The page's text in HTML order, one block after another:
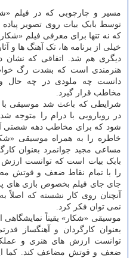
مسیر و چارچوبی که در فیلم
توسط بابک بیات روی تصویر
که نه تنها برای معرفی فیلم
خیلی از برنامه ها، تک آهنگ ها و
دیگری هم شد. اتفاقی که نشان
هنرمندی است که بشدت رگ
دانست چه ملودی در چه حال و
مخاطب قرار گیرد.
شرایطی که باعث شد موسیقی
در رویارویی با درام را متوجه
شود که برای مخاطب دهه شصتی
خاطره را به همراه موسیقی
مساعی مجید جوانمرد بعنوان
بابک بیات است که توانست ارزش
را با تمام نقاط ضعف و قوتش
جای جای فیلم بخصوص بازی های
آنچنان روی کار نشسته که اصلاً
نمی توان فکر کرد.
موسیقی «شکار» یقیناً
بعنوان کارگردان و آهنگساز
توانست ارزش های هنری و
ضعف و قوتش مضاعف کند. کما